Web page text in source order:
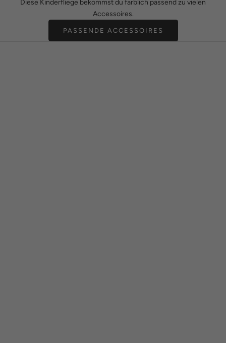
Diese Kinderfliege bekommst du farblich passend zu vielen
Accessoires.
PASSENDE ACCESSOIRES